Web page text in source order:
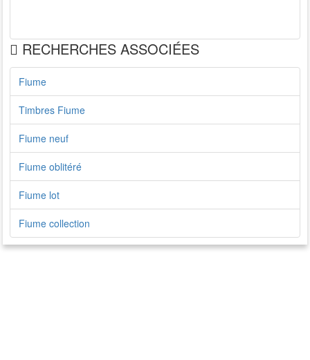
RECHERCHES ASSOCIÉES
Fiume
Timbres Fiume
Fiume neuf
Fiume oblitéré
Fiume lot
Fiume collection